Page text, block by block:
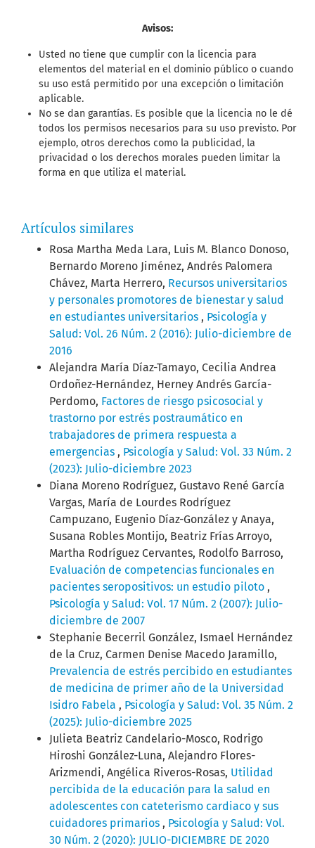
Avisos:
Usted no tiene que cumplir con la licencia para
elementos del material en el dominio público o cuando
su uso está permitido por una excepción o limitación
aplicable.
No se dan garantías. Es posible que la licencia no le dé
todos los permisos necesarios para su uso previsto. Por
ejemplo, otros derechos como la publicidad, la
privacidad o los derechos morales pueden limitar la
forma en que utiliza el material.
Artículos similares
Rosa Martha Meda Lara, Luis M. Blanco Donoso,
Bernardo Moreno Jiménez, Andrés Palomera
Chávez, Marta Herrero, Recursos universitarios
y personales promotores de bienestar y salud
en estudiantes universitarios , Psicología y
Salud: Vol. 26 Núm. 2 (2016): Julio-diciembre de
2016
Alejandra María Díaz-Tamayo, Cecilia Andrea
Ordoñez-Hernández, Herney Andrés García-
Perdomo, Factores de riesgo psicosocial y
trastorno por estrés postraumático en
trabajadores de primera respuesta a
emergencias , Psicología y Salud: Vol. 33 Núm. 2
(2023): Julio-diciembre 2023
Diana Moreno Rodríguez, Gustavo René García
Vargas, María de Lourdes Rodríguez
Campuzano, Eugenio Díaz-González y Anaya,
Susana Robles Montijo, Beatriz Frías Arroyo,
Martha Rodríguez Cervantes, Rodolfo Barroso,
Evaluación de competencias funcionales en
pacientes seropositivos: un estudio piloto ,
Psicología y Salud: Vol. 17 Núm. 2 (2007): Julio-
diciembre de 2007
Stephanie Becerril González, Ismael Hernández
de la Cruz, Carmen Denise Macedo Jaramillo,
Prevalencia de estrés percibido en estudiantes
de medicina de primer año de la Universidad
Isidro Fabela , Psicología y Salud: Vol. 35 Núm. 2
(2025): Julio-diciembre 2025
Julieta Beatriz Candelario-Mosco, Rodrigo
Hiroshi González-Luna, Alejandro Flores-
Arizmendi, Angélica Riveros-Rosas, Utilidad
percibida de la educación para la salud en
adolescentes con cateterismo cardiaco y sus
cuidadores primarios , Psicología y Salud: Vol.
30 Núm. 2 (2020): JULIO-DICIEMBRE DE 2020